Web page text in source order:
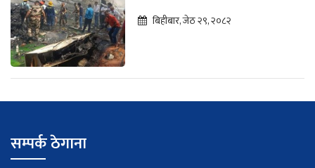
बिहीबार, जेठ २९, २०८२
सम्पर्क ठेगाना